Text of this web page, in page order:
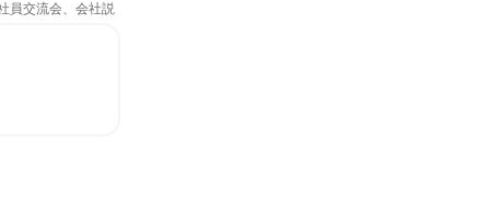
員交流会、会社説